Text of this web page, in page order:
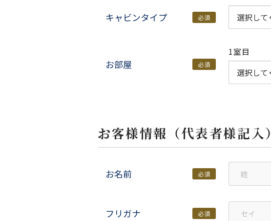
キャビンタイプ 必須
お部屋 必須
1室目
お客様情報（代表者様記入）
お名前 必須
フリガナ 必須